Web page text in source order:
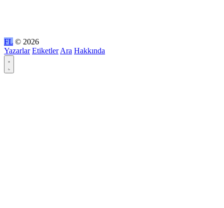
FL © 2026
Yazarlar Etiketler Ara Hakkında